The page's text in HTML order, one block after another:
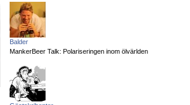
Balder
MankerBeer Talk: Polariseringen inom ölvärlden